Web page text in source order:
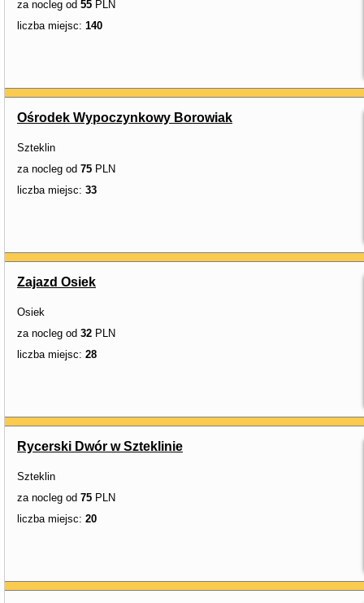
za nocleg od 55 PLN
liczba miejsc: 140
Ośrodek Wypoczynkowy Borowiak
Szteklin
za nocleg od 75 PLN
liczba miejsc: 33
Zajazd Osiek
Osiek
za nocleg od 32 PLN
liczba miejsc: 28
Rycerski Dwór w Szteklinie
Szteklin
za nocleg od 75 PLN
liczba miejsc: 20